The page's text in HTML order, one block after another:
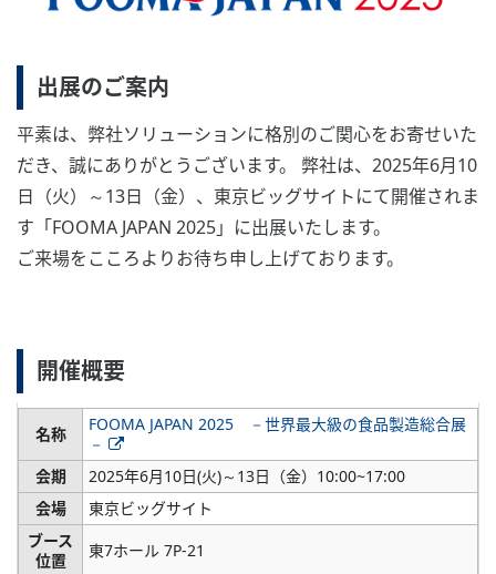
出展のご案内
平素は、弊社ソリューションに格別のご関心をお寄せいた
だき、誠にありがとうございます。 弊社は、2025年6月10
日（火）～13日（金）、東京ビッグサイトにて開催されま
す「FOOMA JAPAN 2025」に出展いたします。
ご来場をこころよりお待ち申し上げております。
開催概要
名称
FOOMA JAPAN 2025 －世界最大級の食品製造総合展
－
会期
2025年6月10日(火)～13日（金）10:00~17:00
会場
東京ビッグサイト
ブース
位置
東7ホール 7P-21